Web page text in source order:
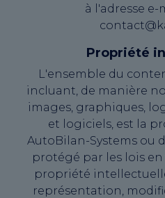
à l'adresse e-
Propriété
L'ensemble du
incluant, de manière
images, graphiques,
et logiciels, est la
AutoBilan-Systems ou
protégé par les lois
propriété
représentation,